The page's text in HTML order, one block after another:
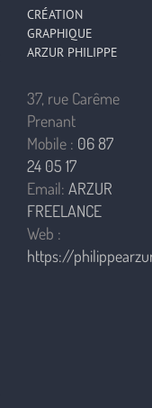
CRÉATION
GRAPHIQUE
ARZUR PHILIPPE
37, rue Carême
Prenant
Mobile : 06 87
24 05 17
Email: ARZUR
FREELANCE
Web :
https://